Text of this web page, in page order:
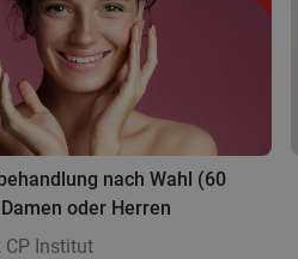
nach Wahl (60
oder Herren
CP Institut